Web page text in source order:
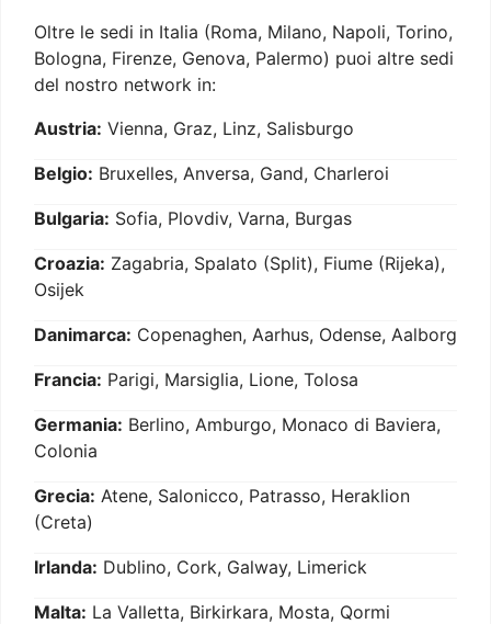
Oltre le sedi in Italia (Roma, Milano, Napoli, Torino,
Bologna, Firenze, Genova, Palermo) puoi altre sedi
del nostro network in:
Austria: Vienna, Graz, Linz, Salisburgo
Belgio: Bruxelles, Anversa, Gand, Charleroi
Bulgaria: Sofia, Plovdiv, Varna, Burgas
Croazia: Zagabria, Spalato (Split), Fiume (Rijeka),
Osijek
Danimarca: Copenaghen, Aarhus, Odense, Aalborg
Francia: Parigi, Marsiglia, Lione, Tolosa
Germania: Berlino, Amburgo, Monaco di Baviera,
Colonia
Grecia: Atene, Salonicco, Patrasso, Heraklion
(Creta)
Irlanda: Dublino, Cork, Galway, Limerick
Malta: La Valletta, Birkirkara, Mosta, Qormi